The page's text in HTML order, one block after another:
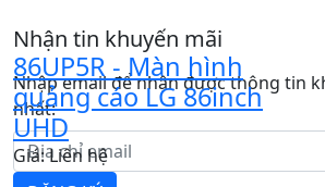
86UP5R - Màn hình
quảng cáo LG 86inch
UHD
Giá: Liên hệ
Nhận tin khuyến mãi
Nhập email để nhận được thông tin
nhất: